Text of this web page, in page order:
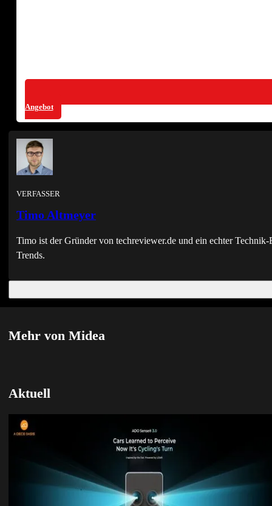
Angebot
VERFASSER
Timo Altmeyer
Timo ist der Gründer von techreviewer.de und ein echter
Trends.
Mehr von Midea
Aktuell